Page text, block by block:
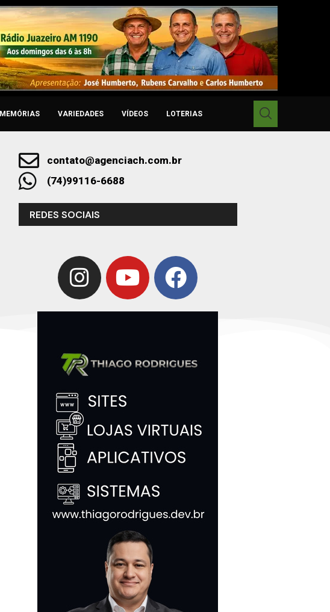
MEMÓRIAS VARIEDADES VÍDEOS LOTERIAS
contato@agenciach.com.br
(74)99116-6688
REDES SOCIAIS